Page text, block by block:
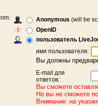
Anonymous (will be
OpenID
пользователь
имя пользователя:
Вы должны
E-mail для
ответов:
Вы сможете
Но вы не сможете
Внимание: на